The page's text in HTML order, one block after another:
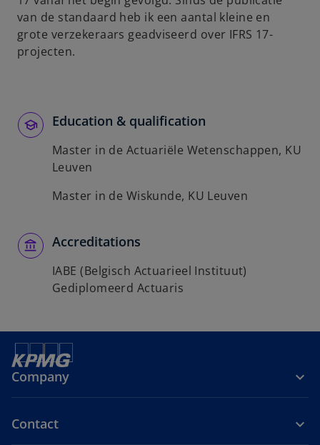
b
van de standaard heb ik een aantal kleine en
grote verzekeraars geadviseerd over IFRS 17-
projecten.
Education & qualification
Master in de Actuariële Wetenschappen, KU
Leuven
Master in de Wiskunde, KU Leuven
Accreditations
IABE (Belgisch Actuarieel Instituut)
Gediplomeerd Actuaris
Company
Contact